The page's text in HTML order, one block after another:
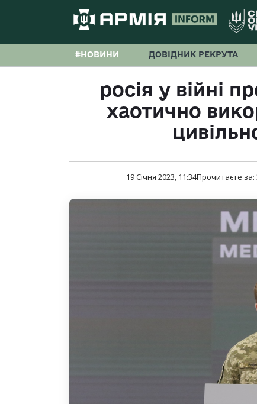
#НОВИНИ ДОВІДНИК РЕКРУТА
росія у війні
хаотично
19 Січня 2023, 11:34Прочитаєте за: